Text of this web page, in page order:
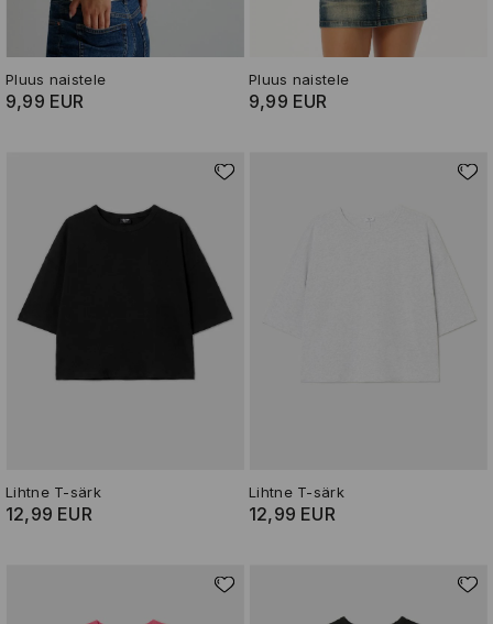
Pluus naistele
9,99 EUR
Pluus naistele
9,99 EUR
Lihtne T-särk
12,99 EUR
Lihtne T-särk
12,99 EUR